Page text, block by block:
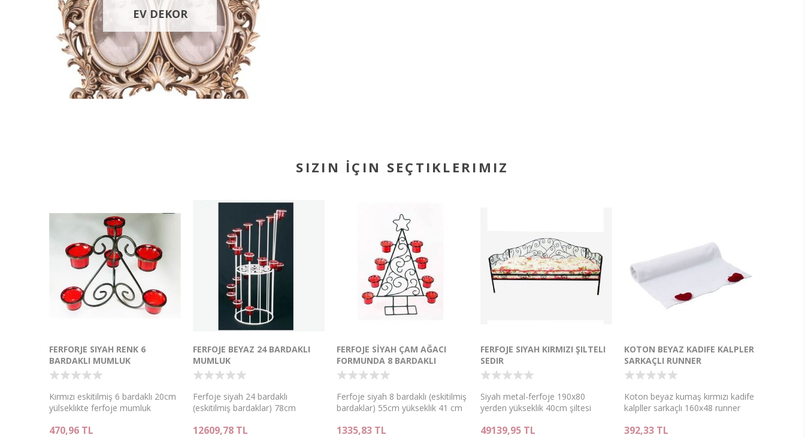
EV DEKOR
SIZIN İÇIN SEÇTIKLERIMIZ
FERFORJE SIYAH RENK 6
BARDAKLI MUMLUK
Kırmızı eskitilmiş 6 bardaklı 20cm
yülseklıkte ferfoje mumluk
470,96 TL
FERFOJE BEYAZ 24 BARDAKLI
MUMLUK
Ferfoje siyah 24 bardaklı
(eskitilmiş bardaklar) 78cm
12609,78 TL
FERFOJE SİYAH ÇAM AĞACI
FORMUNDA 8 BARDAKLI
MUMLUK
Ferfoje siyah 8 bardaklı (eskitilmiş
bardaklar) 55cm yükseklik 41 cm
1335,83 TL
FERFOJE SIYAH KIRMIZI ŞILTELI
SEDIR
Siyah metal-ferfoje 190x80
yerden yükseklik 40cm şiltesi
dolgulu sedir
49139,95 TL
KOTON BEYAZ KADIFE KALPLER
SARKAÇLI RUNNER
Koton beyaz kumaş kırmızı kadife
kalpller sarkaçlı 160x48 runner
392,33 TL